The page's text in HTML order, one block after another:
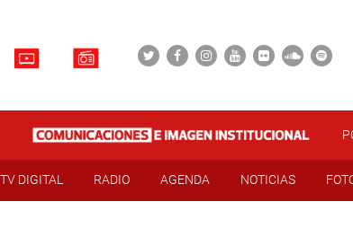
TV DIGITAL RADIO AGENDA NOTICIAS